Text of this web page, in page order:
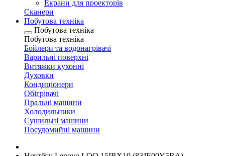
Екрани для проекторів
Сканери
Побутова техніка
Побутова техніка
Побутова техніка
Бойлери та водонагрівачі
Варильні поверхні
Витяжки кухонні
Духовки
Кондиціонери
Обігрівачі
Пральні машини
Холодильники
Сушильні машини
Посудомийні машини